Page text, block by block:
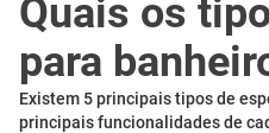
Quais os
para
Existem 5 principais tipos de
principais funcionalidades de